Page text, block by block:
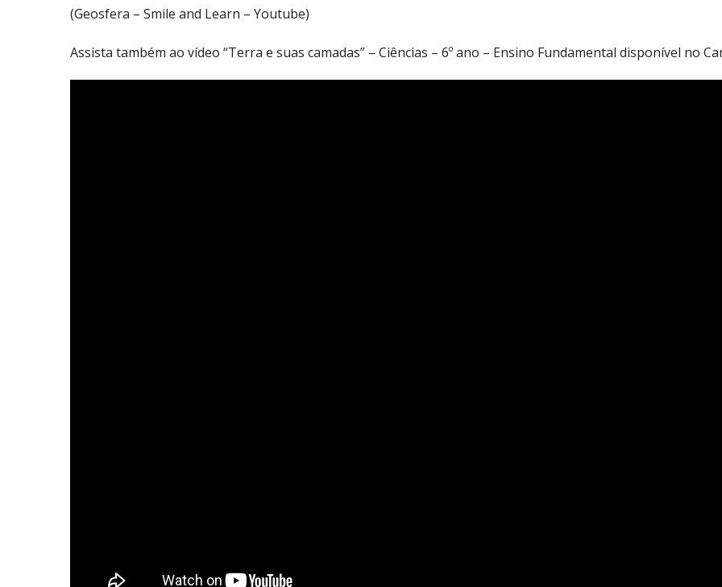
(Geosfera – Smile and Learn – Youtube)
Assista também ao vídeo “Terra e suas camadas” – Ciências – 6º ano – Ensino Fundamental disponível no